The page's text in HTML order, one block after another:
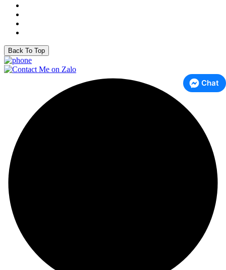
Back To Top
Chat